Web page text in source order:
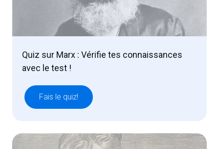
Quiz sur Marx : Vérifie tes connaissances
avec le test !
Fais le quiz!